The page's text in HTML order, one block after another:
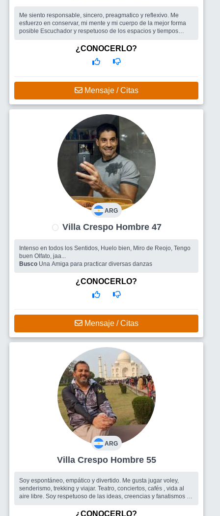
Me siento responsable, sincero, preagmatico y reflexivo. Me
esfuerzo en conservar, mi mente y mi cuerpo de la mejor forma
posible Escuchador y respetuoso de los espacios y tiempos
Me parece importante la vida social en grupos, sea para
aprender, divertirme o simplemente participar. Busco integrarme
a actividades grupales de mi interes (caminatas, cine, internet,
¿CONOCERLO?
Mensaje / Citas
ARG
Villa Crespo Hombre 47
Intenso en todos los Sentidos, Huelo bien, Miro de Reojo, Tengo
buen Olfato, jaa...
Busco Una Amiga para practicar diversas danzas
¿CONOCERLO?
Mensaje / Citas
ARG
Villa Crespo Hombre 55
Soy espontáneo, empático y divertido. Me gusta jugar voley,
senderismo, trekking y viajar. Teatro, conciertos, cafés , vida al
aire libre. Soy respetuoso de las ideas, creencias y fanatismos de
Amigos para salir o una pareja mujer.
¿CONOCERLO?